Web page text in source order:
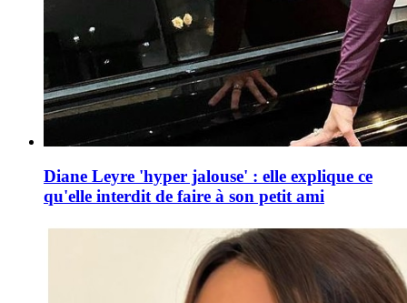
Diane Leyre 'hyper jalouse' : elle explique ce
qu'elle interdit de faire à son petit ami